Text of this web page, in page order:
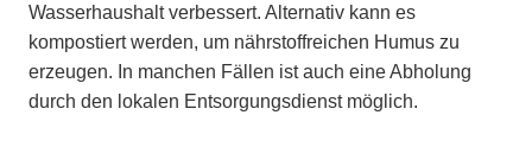
Wasserhaushalt verbessert. Alternativ kann es
kompostiert werden, um nährstoffreichen Humus zu
erzeugen. In manchen Fällen ist auch eine Abholung
durch den lokalen Entsorgungsdienst möglich.